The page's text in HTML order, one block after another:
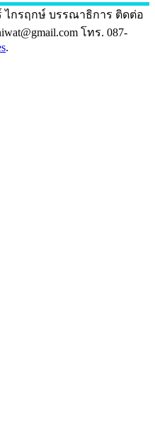
กรฤกษ์ บรรณาธิการ ติดต่อ
โทร. 087-
.